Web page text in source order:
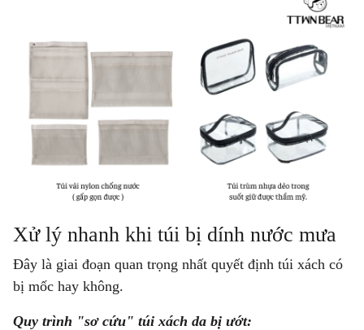
Xử lý nhanh khi túi bị dính nước mưa
Đây là giai đoạn quan trọng nhất quyết định túi xách có
bị mốc hay không.
Quy trình "sơ cứu" túi xách da bị ướt: